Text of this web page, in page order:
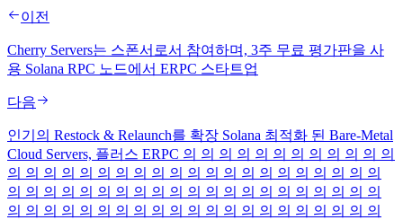
이전
Cherry Servers는 스폰서로서 참여하며, 3주 무료 평가판을 사
용 Solana RPC 노드에서 ERPC 스타트업
다음
인기의 Restock & Relaunch를 확장 Solana 최적화 된 Bare-Metal
Cloud Servers, 플러스 ERPC 의 의 의 의 의 의 의 의 의 의 의 의
의 의 의 의 의 의 의 의 의 의 의 의 의 의 의 의 의 의 의 의 의
의 의 의 의 의 의 의 의 의 의 의 의 의 의 의 의 의 의 의 의 의
의 의 의 의 의 의 의 의 의 의 의 의 의 의 의 의 의 의 의 의 의